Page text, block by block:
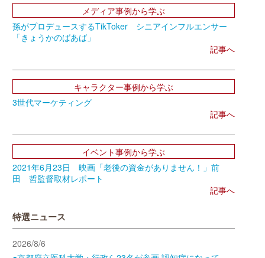
メディア事例から学ぶ
孫がプロデュースするTikToker シニアインフルエンサー
「きょうかのばあば」
記事へ
キャラクター事例から学ぶ
3世代マーケティング
記事へ
イベント事例から学ぶ
2021年6月23日 映画「老後の資金がありません！」前
田 哲監督取材レポート
記事へ
特選ニュース
2026/8/6